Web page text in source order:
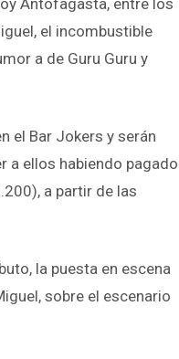
Antofagasta, entre los
el incombustible
a de Guru Guru y
el Bar Jokers y serán
a ellos habiendo pagado
a partir de las
la puesta en escena
sobre el escenario